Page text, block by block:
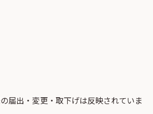
届出・変更・取下げは反映されていま